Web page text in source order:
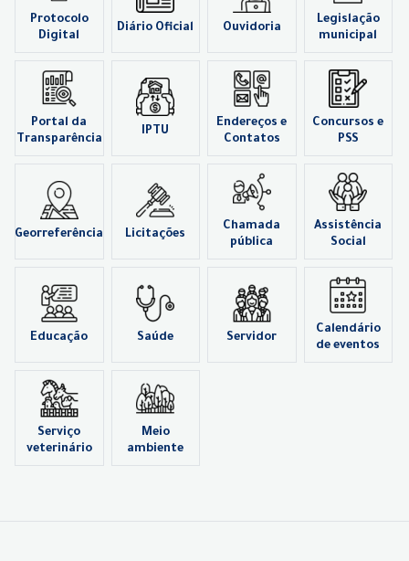
Protocolo
Digital
Diário Oficial Ouvidoria
Legislação
municipal
Portal da
Transparência
IPTU
Endereços e
Contatos
Concursos e
PSS
Georreferência Licitações
Chamada
pública
Assistência
Social
Educação Saúde Servidor
Calendário
de eventos
Serviço
veterinário
Meio
ambiente